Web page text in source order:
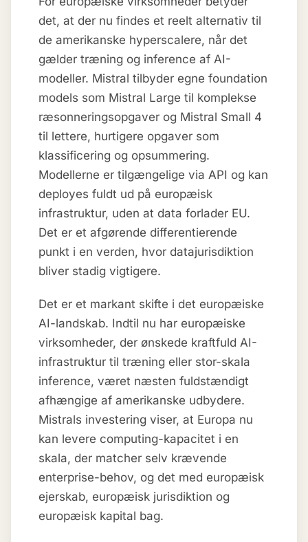
det, at der nu findes et reelt alternativ til
de amerikanske hyperscalere, når det
gælder træning og inference af AI-
modeller. Mistral tilbyder egne foundation
models som Mistral Large til komplekse
ræsonneringsopgaver og Mistral Small 4
til lettere, hurtigere opgaver som
klassificering og opsummering.
Modellerne er tilgængelige via API og kan
deployes fuldt ud på europæisk
infrastruktur, uden at data forlader EU.
Det er et afgørende differentierende
punkt i en verden, hvor datajurisdiktion
bliver stadig vigtigere.
Det er et markant skifte i det europæiske
AI-landskab. Indtil nu har europæiske
virksomheder, der ønskede kraftfuld AI-
infrastruktur til træning eller stor-skala
inference, været næsten fuldstændigt
afhængige af amerikanske udbydere.
Mistrals investering viser, at Europa nu
kan levere computing-kapacitet i en
skala, der matcher selv krævende
enterprise-behov, og det med europæisk
ejerskab, europæisk jurisdiktion og
europæisk kapital bag.